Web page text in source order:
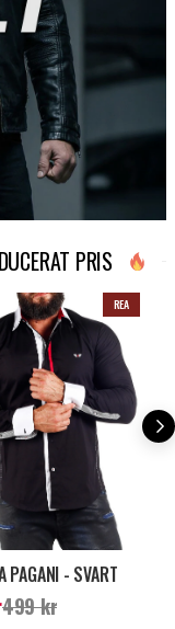
PRIS
REA
PAGANI - SVART
pris:399
499 kr